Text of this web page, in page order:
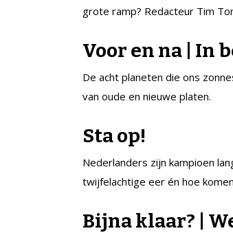
grote ramp? Redacteur Tim
Voor en na | In
De acht planeten die ons
van oude en nieuwe platen.
Sta op!
Nederlanders zijn kampioen
twijfelachtige eer én hoe
Bijna klaar? |